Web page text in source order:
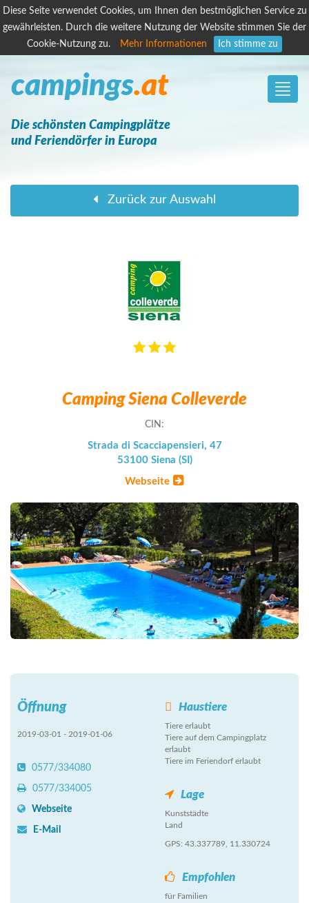
Diese Seite verwendet Cookies, um Ihnen den bestmöglichen Service zu
gewährleisten. Durch die weitere Nutzung der Website stimmen Sie der
Cookie-Nutzung zu.
Mehr Informationen Ich stimme zu
Toggle
campings.at
Die schönsten Campingplätze
und Feriendörfer in Europa
Zurück zur Auswahl
Camping Siena Colleverde
CIN:
Strada di Scacciapensieri, 47
53100 Siena (SI)
Webseite
Öffnung
2019-03-01 - 2019-01-06
0577/334080
0577/334005
Webseite
E-Mail
Haustiere
Tiere erlaubt
Tiere auf dem Campingplatz
erlaubt
Tiere im Feriendorf erlaubt
Lage
Kunststädte
Land
GPS: 43.337789, 11.330724
Empfohlen
für Familien